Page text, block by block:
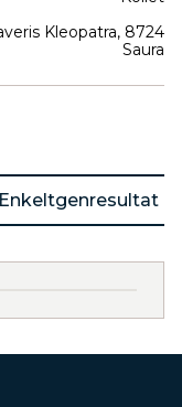
Kleopatra, 8724
Saura
Enkeltgenresultat